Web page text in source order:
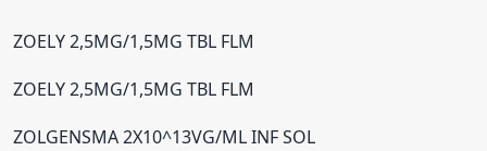
ZOELY 2,5MG/1,5MG TBL FLM
ZOELY 2,5MG/1,5MG TBL FLM
ZOLGENSMA 2X10^13VG/ML INF SOL